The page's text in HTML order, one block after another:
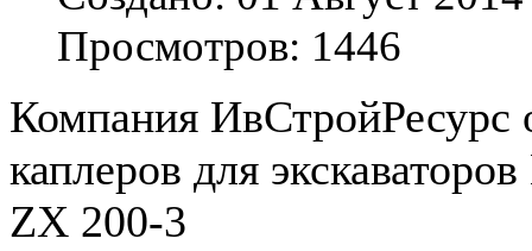
Просмотров: 1446
Компания ИвСтройРесурс
каплеров для
ZX 200-3